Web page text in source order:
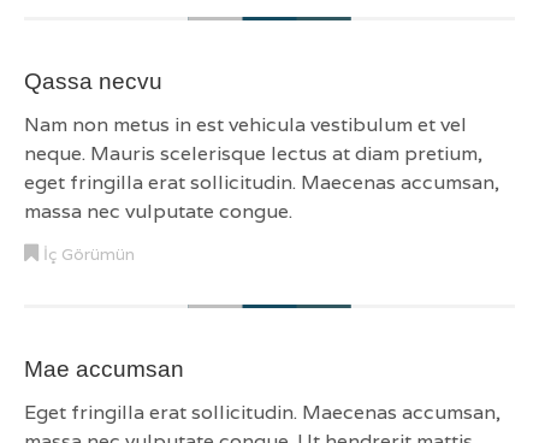
Qassa necvu
Nam non metus in est vehicula vestibulum et vel
neque. Mauris scelerisque lectus at diam pretium,
eget fringilla erat sollicitudin. Maecenas accumsan,
massa nec vulputate congue.
İç Görümün
Mae accumsan
Eget fringilla erat sollicitudin. Maecenas accumsan,